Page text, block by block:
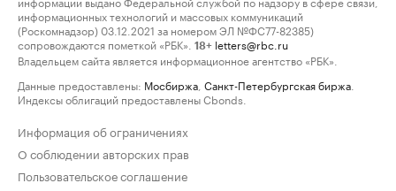
информационных технологий и массовых коммуникаций
(Роскомнадзор) 03.12.2021 за номером ЭЛ №ФС77-82385)
сопровождаются пометкой «РБК».
18+ letters@rbc.ru
Владельцем сайта является информационное агентство «РБК».
Данные предоставлены: Мосбиржа Санкт-Петербургская биржа
Индексы облигаций предоставлены Cbonds.
Информация об ограничениях
О соблюдении авторских прав
Пользовательское соглашение